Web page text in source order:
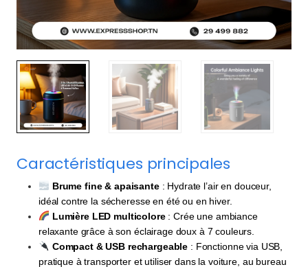
Caractéristiques principales
Brume fine & apaisante: Hydrate l’air en douceur,
idéal contre la sécheresse en été ou en hiver.
Lumière LED multicolore: Crée une ambiance
relaxante grâce à son éclairage doux à 7 couleurs.
Compact & USB rechargeable : Fonctionne via USB,
pratique à transporter et utiliser dans la voiture, au bureau